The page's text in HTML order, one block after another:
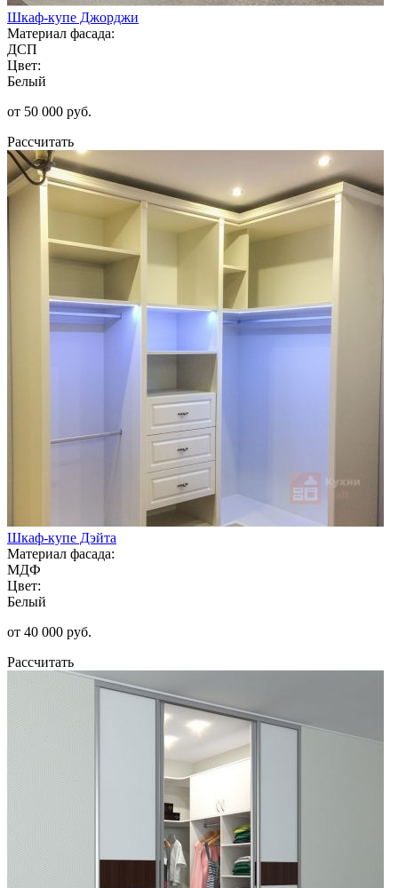
Шкаф-купе Джорджи
Материал фасада:
ДСП
Цвет:
Белый
от 50 000 руб.
Рассчитать
Шкаф-купе Дэйта
Материал фасада:
МДФ
Цвет:
Белый
от 40 000 руб.
Рассчитать